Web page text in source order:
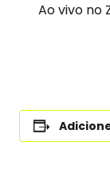
Ao vivo no